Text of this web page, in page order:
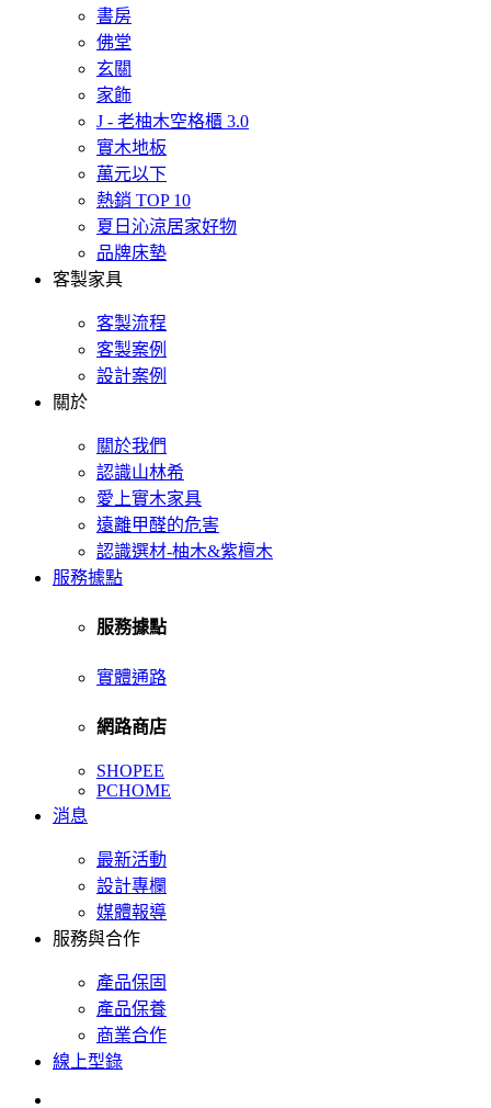
書房
佛堂
玄關
家飾
J - 老柚木空格櫃 3.0
實木地板
萬元以下
熱銷 TOP 10
夏日沁涼居家好物
品牌床墊
客製家具
客製流程
客製案例
設計案例
關於
關於我們
認識山林希
愛上實木家具
遠離甲醛的危害
認識選材-柚木&紫檀木
服務據點
服務據點
實體通路
網路商店
SHOPEE
PCHOME
消息
最新活動
設計專欄
媒體報導
服務與合作
產品保固
產品保養
商業合作
線上型錄